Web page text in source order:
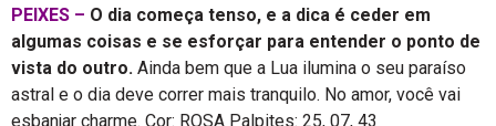
PEIXES – O dia começa tenso, e a dica é ceder em
algumas coisas e se esforçar para entender o ponto de
vista do outro. Ainda bem que a Lua ilumina o seu paraíso
astral e o dia deve correr mais tranquilo. No amor, você vai
esbanjar charme. Cor: ROSA Palpites: 25, 07, 43